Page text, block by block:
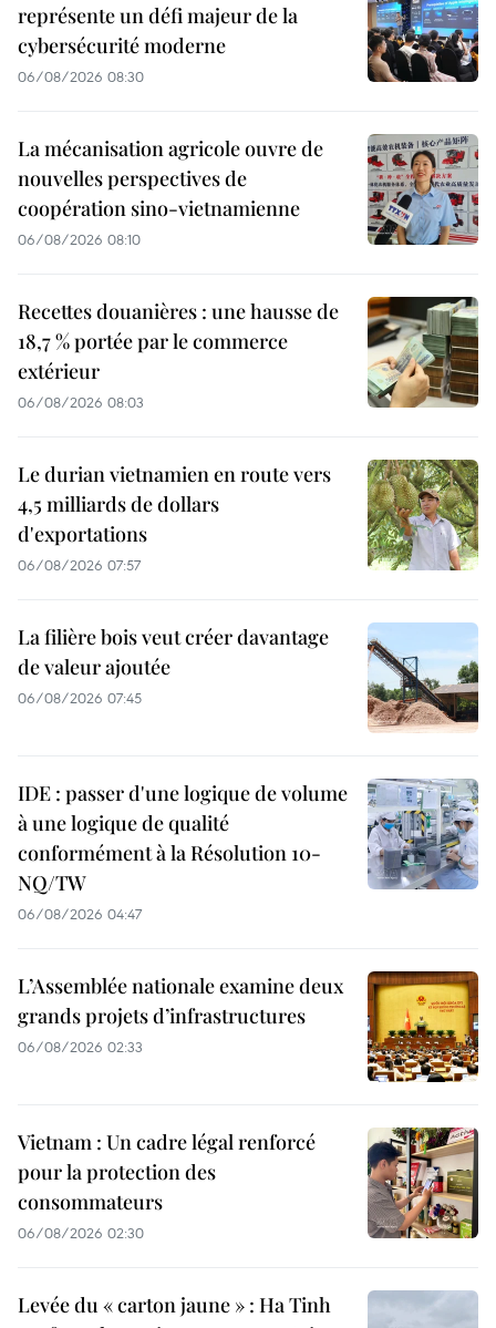
représente un défi majeur de la
cybersécurité moderne
06/08/2026 08:30
La mécanisation agricole ouvre de
nouvelles perspectives de
coopération sino-vietnamienne
06/08/2026 08:10
Recettes douanières : une hausse de
18,7 % portée par le commerce
extérieur
06/08/2026 08:03
Le durian vietnamien en route vers
4,5 milliards de dollars
d'exportations
06/08/2026 07:57
La filière bois veut créer davantage
de valeur ajoutée
06/08/2026 07:45
IDE : passer d'une logique de volume
à une logique de qualité
conformément à la Résolution 10-
NQ/TW
06/08/2026 04:47
L’Assemblée nationale examine deux
grands projets d’infrastructures
06/08/2026 02:33
Vietnam : Un cadre légal renforcé
pour la protection des
consommateurs
06/08/2026 02:30
Levée du « carton jaune » : Ha Tinh